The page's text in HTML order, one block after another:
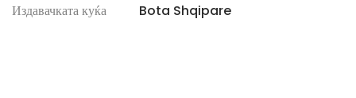
Издавачката куќа Bota Shqipare